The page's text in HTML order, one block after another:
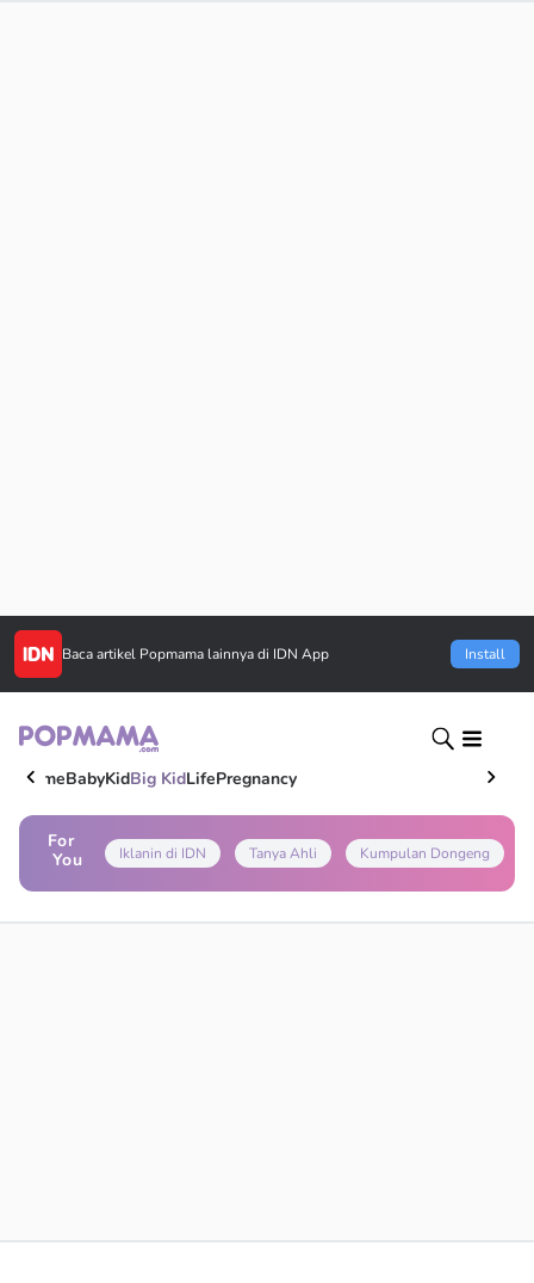
Baca artikel Popmama lainnya di IDN App Install
HomeBabyKidBig KidLifePregnancy
For
You
Iklanin di IDN Tanya Ahli Kumpulan Dongeng